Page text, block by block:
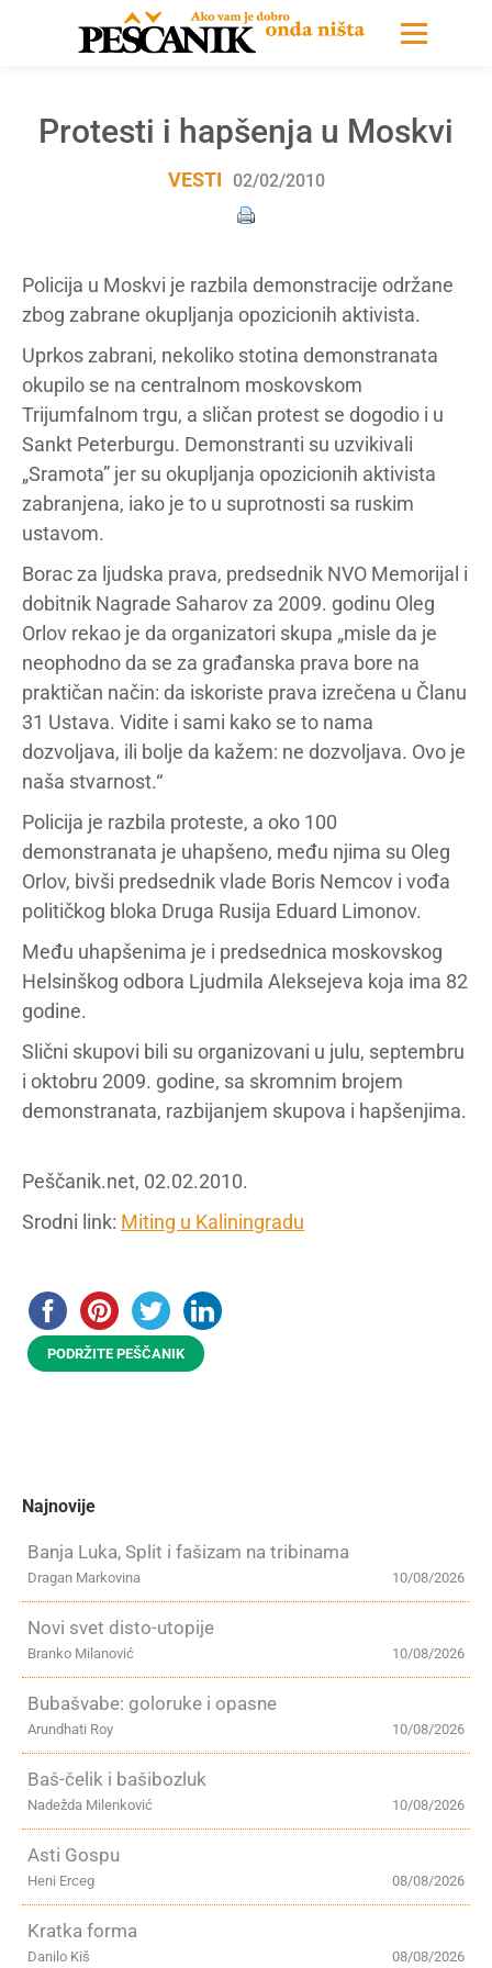
Protesti i hapšenja u Moskvi
VESTI 02/02/2010
Policija u Moskvi je razbila demonstracije održane
zbog zabrane okupljanja opozicionih aktivista.
Uprkos zabrani, nekoliko stotina demonstranata
okupilo se na centralnom moskovskom
Trijumfalnom trgu, a sličan protest se dogodio i u
Sankt Peterburgu. Demonstranti su uzvikivali
„Sramota” jer su okupljanja opozicionih aktivista
zabranjena, iako je to u suprotnosti sa ruskim
ustavom.
Borac za ljudska prava, predsednik NVO Memorijal i
dobitnik Nagrade Saharov za 2009. godinu Oleg
Orlov rekao je da organizatori skupa „misle da je
neophodno da se za građanska prava bore na
praktičan način: da iskoriste prava izrečena u Članu
31 Ustava. Vidite i sami kako se to nama
dozvoljava, ili bolje da kažem: ne dozvoljava. Ovo je
naša stvarnost.“
Policija je razbila proteste, a oko 100
demonstranata je uhapšeno, među njima su Oleg
Orlov, bivši predsednik vlade Boris Nemcov i vođa
političkog bloka Druga Rusija Eduard Limonov.
Među uhapšenima je i predsednica moskovskog
Helsinškog odbora Ljudmila Aleksejeva koja ima 82
godine.
Slični skupovi bili su organizovani u julu, septembru
i oktobru 2009. godine, sa skromnim brojem
demonstranata, razbijanjem skupova i hapšenjima.
Peščanik.net, 02.02.2010.
Srodni link: Miting u Kaliningradu
PODRŽITE PEŠČANIK
Najnovije
Banja Luka, Split i fašizam na tribinama
10/08/2026
Dragan Markovina
Novi svet disto-utopije
10/08/2026
Branko Milanović
Bubašvabe: goloruke i opasne
10/08/2026
Arundhati Roy
Baš-čelik i bašibozluk
10/08/2026
Nadežda Milenković
Asti Gospu
08/08/2026
Heni Erceg
Kratka forma
08/08/2026
Danilo Kiš